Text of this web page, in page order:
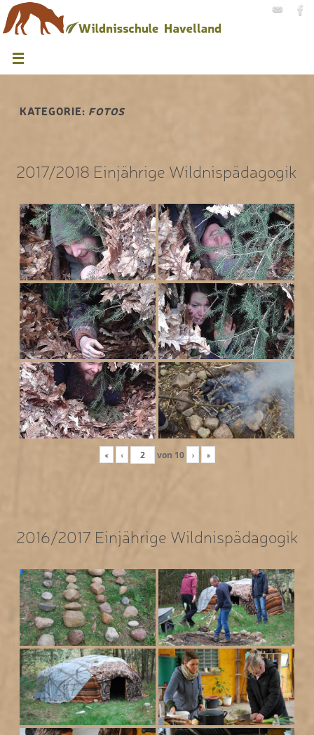
KATEGORIE: FOTOS
2017/2018 Einjährige Wildnispädagogik
« ‹ von 10 › »
2016/2017 Einjährige Wildnispädagogik